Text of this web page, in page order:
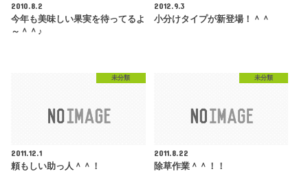
2010.8.2
今年も美味しい果実を待ってるよ
～＾＾♪
2012.9.3
小分けタイプが新登場！＾＾
未分類
2011.12.1
頼もしい助っ人＾＾！
未分類
2011.8.22
除草作業＾＾！！